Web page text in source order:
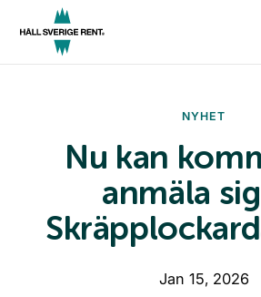
Kommunindex
Medlemskap
NYHET
Nu kan
anmäla
Jan 15, 2026